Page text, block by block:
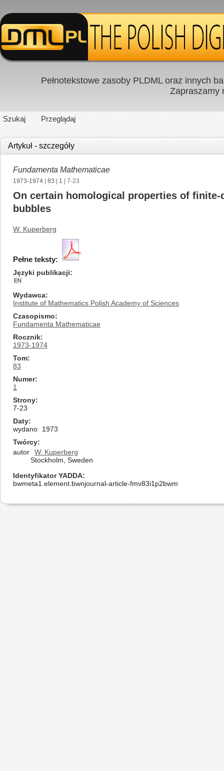
Pełnotekstowe zasoby PLDML oraz innych
Zapraszamy
Szukaj Przeglądaj
Artykuł - szczegóły
Fundamenta Mathematicae
1973-1974 83 1 | 7-23
On certain homological properties of
bubbles
W. Kuperberg
Pełne teksty:
Języki publikacji
EN
Wydawca
Institute of Mathematics Polish Academy of Sciences
Czasopismo
Fundamenta Mathematicae
Rocznik
1973-1974
Tom
83
Numer
1
Strony
7-23
Daty
wydano
1973
Twórcy
autor
W. Kuperberg
Stockholm, Sweden
Identyfikator YADDA
bwmeta1.element.bwnjournal-article-fmv83i1p2bwm